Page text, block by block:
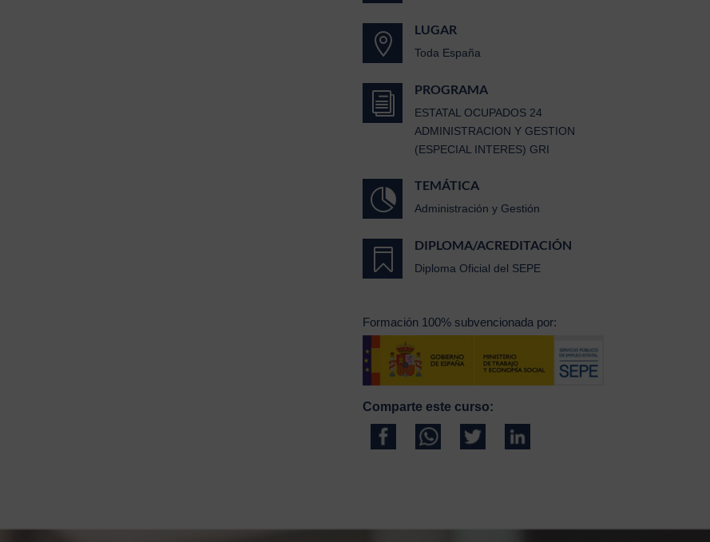

LUGAR
Toda España
i
PROGRAMA
ESTATAL OCUPADOS 24
ADMINISTRACION Y GESTION
(ESPECIAL INTERES) GRI

TEMÁTICA
Administración y Gestión

DIPLOMA/ACREDITACIÓN
Diploma Oficial del SEPE
Formación 100% subvencionada por:
Comparte este curso: